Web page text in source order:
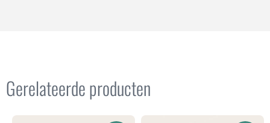
Gerelateerde producten